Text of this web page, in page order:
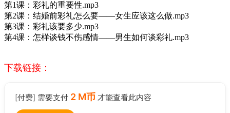
第1课：彩礼的重要性.mp3
第2课：结婚前彩礼怎么要——女生应该这么做.mp3
第3课：彩礼该要多少.mp3
第4课：怎样谈钱不伤感情——男生如何谈彩礼.mp3
下载链接：
[付费] 需要支付 2 M币 才能查看此内容